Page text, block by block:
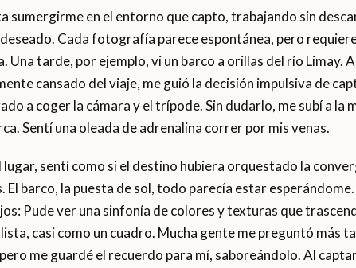
sumergirme en el entorno que capto, trabajando sin
Cada fotografía parece espontánea, pero
Una tarde, por ejemplo, vi un barco a orillas del río Limay.
cansado del viaje, me guió la decisión impulsiva de
a coger la cámara y el trípode. Sin dudarlo, me subí a la
Sentí una oleada de adrenalina correr por mis venas.
lugar, sentí como si el destino hubiera orquestado la
El barco, la puesta de sol, todo parecía estar
Pude ver una sinfonía de colores y texturas que
casi como un cuadro. Mucha gente me preguntó más
me guardé el recuerdo para mí, saboreándolo. Al